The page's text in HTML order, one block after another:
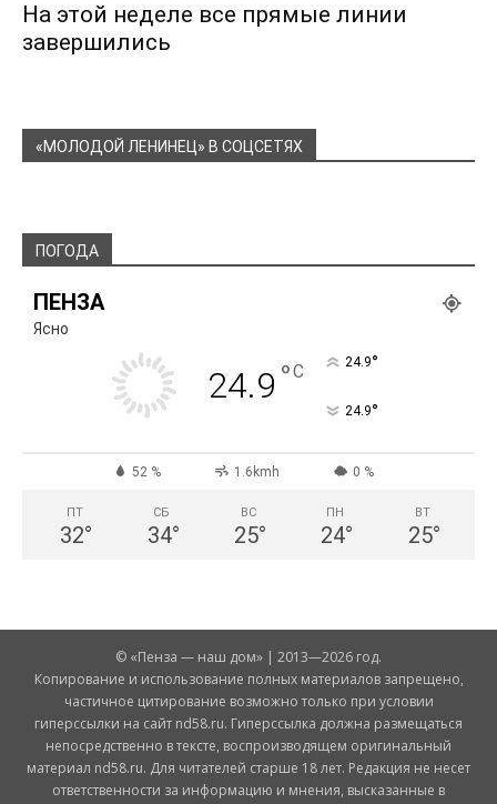
На этой неделе все прямые линии
завершились
«МОЛОДОЙ ЛЕНИНЕЦ» В СОЦСЕТЯХ
ПОГОДА
ПЕНЗА
Ясно
24.9 °C 24.9°
24.9°
52 % 1.6kmh 0 %
ПТ
32°
СБ
34°
ВС
25°
ПН
24°
ВТ
25°
© «Пенза — наш дом» | 2013—2026 год.
Копирование и использование полных материалов запрещено,
частичное цитирование возможно только при условии
гиперссылки на сайт nd58.ru. Гиперссылка должна размещаться
непосредственно в тексте, воспроизводящем оригинальный
материал nd58.ru. Для читателей старше 18 лет. Редакция не несет
ответственности за информацию и мнения, высказанные в